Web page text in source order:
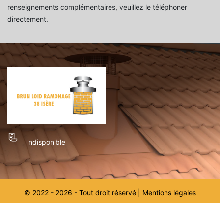
renseignements complémentaires, veuillez le téléphoner
directement.
indisponible
© 2022 - 2026 - Tout droit réservé | Mentions légales